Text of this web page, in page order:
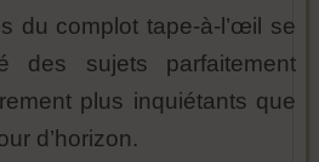
du complot tape-à-l’œil se
des sujets parfaitement
plus inquiétants que
d’horizon.